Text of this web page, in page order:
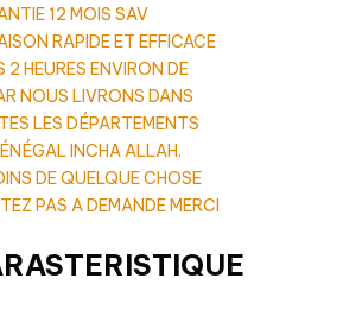
12 MOIS SAV
RAPIDE ET EFFICACE
2 HEURES ENVIRON DE
NOUS LIVRONS DANS
LES DÉPARTEMENTS
INCHA ALLAH.
DE QUELQUE CHOSE
PAS A DEMANDE MERCI